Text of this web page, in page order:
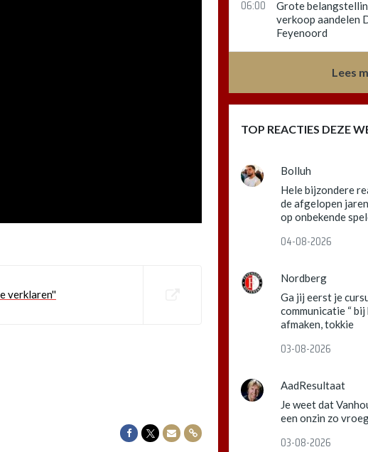
verklaren''
Delen op Facebook
Delen op Twitter
Delen via Mail
Delen via link
06:00
Grote
verkoop aandelen
Feyenoord
Lees
TOP REACTIES DEZE
Bolluh
Hele bijzondere
de afgelopen
op onbekende
04-08-2026
Nordberg
Ga jij eerst je
communicatie “
afmaken, tokkie
03-08-2026
AadResultaat
Je weet dat
een onzin zo
03-08-2026